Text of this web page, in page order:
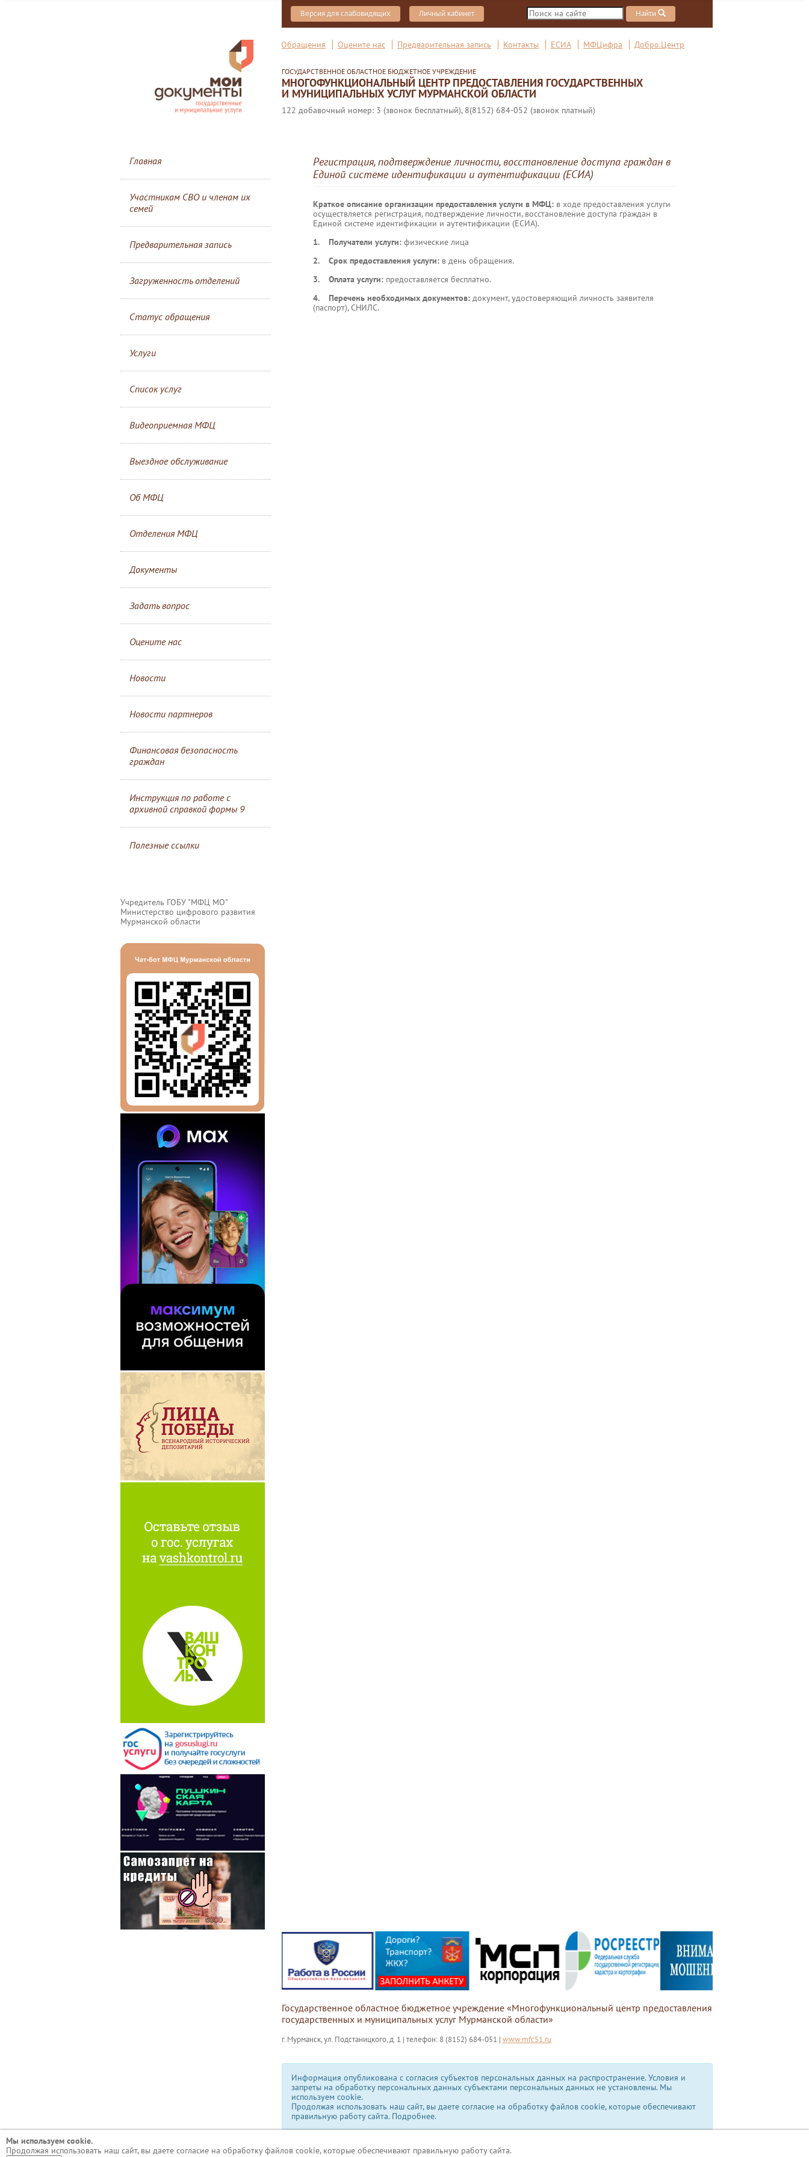
Версия для слабовидящих Личный кабинет Найти
Обращения Оцените нас Предварительная запись Контакты ЕСИА МФЦифра Добро.Центр
ГОСУДАРСТВЕННОЕ ОБЛАСТНОЕ БЮДЖЕТНОЕ УЧРЕЖДЕНИЕ
МНОГОФУНКЦИОНАЛЬНЫЙ ЦЕНТР ПРЕДОСТАВЛЕНИЯ ГОСУДАРСТВЕННЫХ
И МУНИЦИПАЛЬНЫХ УСЛУГ МУРМАНСКОЙ ОБЛАСТИ
122 добавочный номер: 3 (звонок бесплатный), 8(8152) 684-052 (звонок платный)
Главная
Участникам СВО и членам их
семей
Предварительная запись
Загруженность отделений
Статус обращения
Услуги
Список услуг
Видеоприемная МФЦ
Выездное обслуживание
Об МФЦ
Отделения МФЦ
Документы
Задать вопрос
Оцените нас
Новости
Новости партнеров
Финансовая безопасность
граждан
Инструкция по работе с
архивной справкой формы 9
Полезные ссылки
Учредитель ГОБУ "МФЦ МО"
Министерство цифрового развития
Мурманской области
Регистрация, подтверждение личности, восстановление доступа граждан в
Единой системе идентификации и аутентификации (ЕСИА)
Краткое описание организации предоставления услуги в МФЦ: в ходе предоставления услуги
осуществляется регистрация, подтверждение личности, восстановление доступа граждан в
Единой системе идентификации и аутентификации (ЕСИА).
1. Получатели услуги: физические лица
2. Срок предоставления услуги: в день обращения.
3. Оплата услуги: предоставляется бесплатно.
4. Перечень необходимых документов: документ, удостоверяющий личность заявителя
(паспорт), СНИЛС.
Государственное областное бюджетное учреждение «Многофункциональный центр предоставления
государственных и муниципальных услуг Мурманской области»
г. Мурманск, ул. Подстаницкого, д. 1 | телефон: 8 (8152) 684-051 | www.mfc51.ru
Информация опубликована с согласия субъектов персональных данных на распространение. Условия и
запреты на обработку персональных данных субъектами персональных данных не установлены. Мы
используем сookie.
Продолжая использовать наш сайт, вы даете согласие на обработку файлов cookie, которые обеспечивают
правильную работу сайта. Подробнее.
Мы используем сookie.
Продолжая использовать наш сайт, вы даете согласие на обработку файлов cookie, которые обеспечивают правильную работу сайта.